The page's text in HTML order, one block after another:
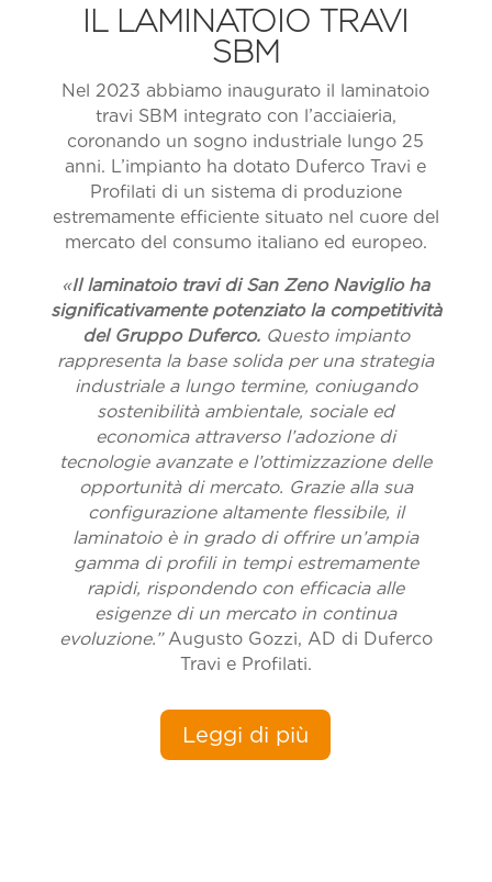
IL LAMINATOIO TRAVI
SBM
Nel 2023 abbiamo inaugurato il laminatoio
travi SBM integrato con l’acciaieria,
coronando un sogno industriale lungo 25
anni. L’impianto ha dotato Duferco Travi e
Profilati di un sistema di produzione
estremamente efficiente situato nel cuore del
mercato del consumo italiano ed europeo.
«Il laminatoio travi di San Zeno Naviglio ha
significativamente potenziato la competitività
del Gruppo Duferco.Questo impianto
rappresenta la base solida per una strategia
industriale a lungo termine, coniugando
sostenibilità ambientale, sociale ed
economica attraverso l’adozione di
tecnologie avanzate e l’ottimizzazione delle
opportunità di mercato. Grazie alla sua
configurazione altamente flessibile, il
laminatoio è in grado di offrire un’ampia
gamma di profili in tempi estremamente
rapidi, rispondendo con efficacia alle
esigenze di un mercato in continua
evoluzione.” Augusto Gozzi, AD di Duferco
Travi e Profilati.
Leggi di più